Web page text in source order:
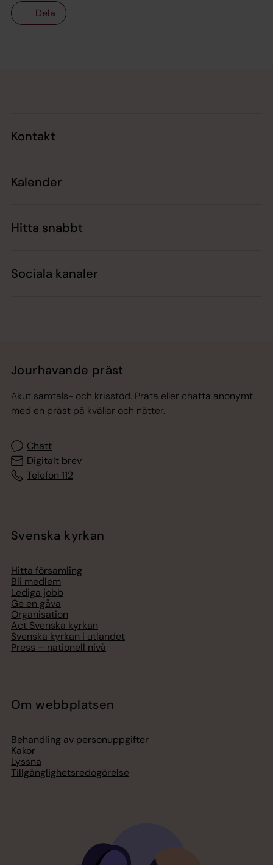
Dela
Kontakt
Kalender
Hitta snabbt
Sociala kanaler
Jourhavande präst
Akut samtals- och krisstöd. Prata eller chatta anonymt
med en präst på kvällar och nätter.
Chatt
Digitalt brev
Telefon 112
Svenska kyrkan
Hitta församling
Bli medlem
Lediga jobb
Ge en gåva
Organisation
Act Svenska kyrkan
Svenska kyrkan i utlandet
Press – nationell nivå
Om webbplatsen
Behandling av personuppgifter
Kakor
Lyssna
Tillgänglighetsredogörelse